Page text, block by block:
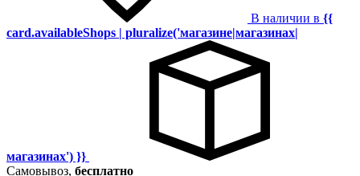
В наличии в {{
card.availableShops | pluralize('магазине|магазинах|
магазинах') }}
Самовывоз, бесплатно